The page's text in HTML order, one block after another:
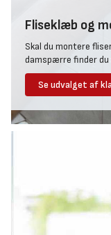
Fliseklæb og
Skal du montere
damspærre finder
Se udvalget af